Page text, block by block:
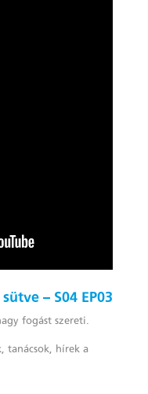
– S04 EP03
fogást szereti.
tanácsok, hírek a